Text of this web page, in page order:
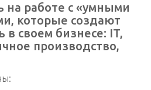
на работе с «умными
которые создают
в своем бизнесе: IT,
производство,